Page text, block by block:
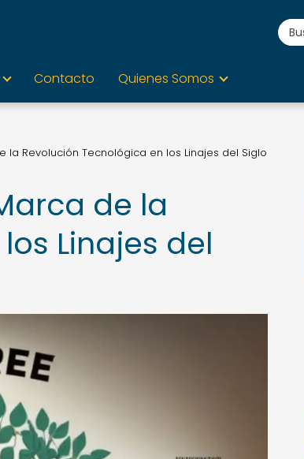
Contacto Quienes Somos
la Revolución Tecnológica en los Linajes del Siglo
de la
Linajes del